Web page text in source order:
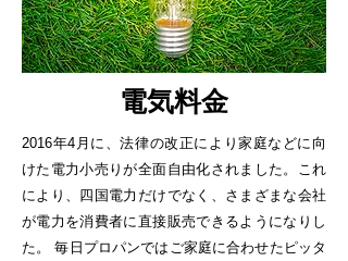
電気料金
2016年4月に、法律の改正により家庭などに向
けた電力小売りが全面自由化されました。これ
により、四国電力だけでなく、さまざまな会社
が電力を消費者に直接販売できるようになりし
た。 毎日プロパンではご家庭に合わせたピッタ